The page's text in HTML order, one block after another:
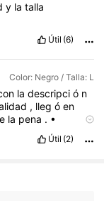
y la talla
Útil (6)
Color: Negro / Talla: L
la descripci ó n
, llegóen
la pena . •
es
funcionamuy
Útil (2)